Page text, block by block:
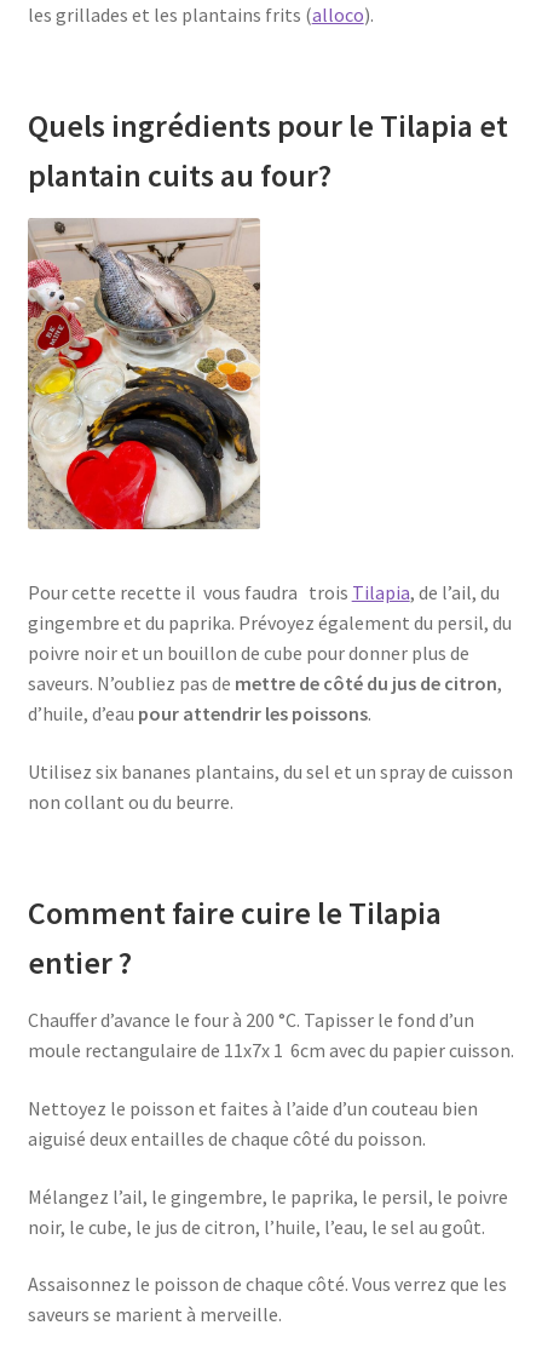
les grillades et les plantains frits (alloco).
Quels ingrédients pour le Tilapia et
plantain cuits au four?
Pour cette recette il vous faudra trois Tilapia, de l’ail, du
gingembre et du paprika. Prévoyez également du persil, du
poivre noir et un bouillon de cube pour donner plus de
saveurs. N’oubliez pas de mettre de côté du jus de citron,
d’huile, d’eau pour attendrir les poissons.
Utilisez six bananes plantains, du sel et un spray de cuisson
non collant ou du beurre.
Comment faire cuire le Tilapia
entier ?
Chauffer d’avance le four à 200 °C. Tapisser le fond d’un
moule rectangulaire de 11x7x 1 6cm avec du papier cuisson.
Nettoyez le poisson et faites à l’aide d’un couteau bien
aiguisé deux entailles de chaque côté du poisson.
Mélangez l’ail, le gingembre, le paprika, le persil, le poivre
noir, le cube, le jus de citron, l’huile, l’eau, le sel au goût.
Assaisonnez le poisson de chaque côté. Vous verrez que les
saveurs se marient à merveille.